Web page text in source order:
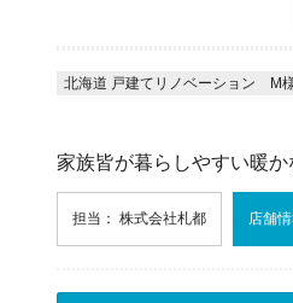
北海道 戸建てリノベーション M
家族皆が暮らしやすい暖か
担当： 株式会社札都 店舗